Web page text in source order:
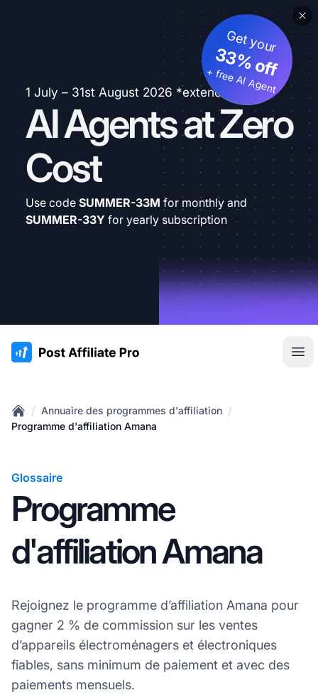
1 July – 31st August 2026 *extended
AI Agents at Zero
Cost
Get your
33% off
+ free AI Agent
Use code SUMMER-33M for monthly and
SUMMER-33Y for yearly subscription
:site.title
Home
/ Annuaire des programmes d'affiliation /
Programme d'affiliation Amana
Glossaire
Programme
d'affiliation Amana
Rejoignez le programme d’affiliation Amana pour
gagner 2 % de commission sur les ventes
d’appareils électroménagers et électroniques
fiables, sans minimum de paiement et avec des
paiements mensuels.